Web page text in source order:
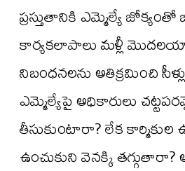
ప్రస్తుతానికి ఎమ్మెల్యే
కార్యకలాపాలు మళ్లీ
నిబంధనలను అతిక్రమించి
ఎమ్మెల్యేపై అధికారులు
తీసుకుంటారా? లేక కార్మికుల
ఉంచుకుని వెనక్కి